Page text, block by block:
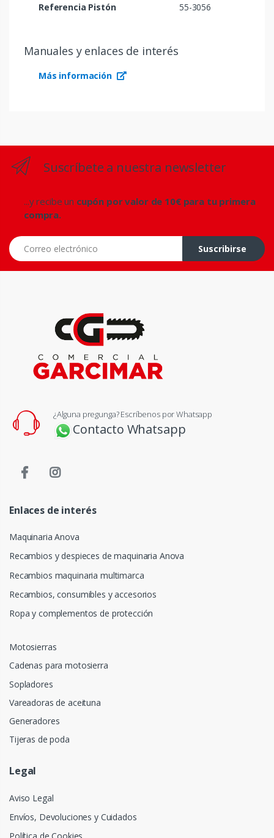
Referencia Pistón
55-3056
Manuales y enlaces de interés
Más información
Suscríbete a nuestra newsletter
...y recibe un cupón por valor de 10€ para tu primera
compra.
Correo electrónico
Suscribirse
¿Alguna pregunga? Escríbenos por Whatsapp
Contacto Whatsapp
Enlaces de interés
Maquinaria Anova
Recambios y despieces de maquinaria Anova
Recambios maquinaria multimarca
Recambios, consumibles y accesorios
Ropa y complementos de protección
Motosierras
Cadenas para motosierra
Sopladores
Vareadoras de aceituna
Generadores
Tijeras de poda
Legal
Aviso Legal
Envíos, Devoluciones y Cuidados